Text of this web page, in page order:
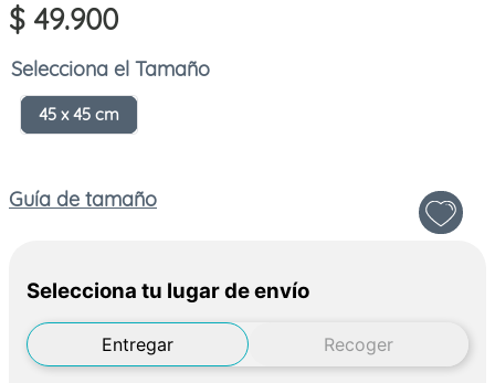
$ 49.900
Tamaño
45 x 45 cm
Guía de tamaño
Selecciona tu lugar de envío
Entregar Recoger